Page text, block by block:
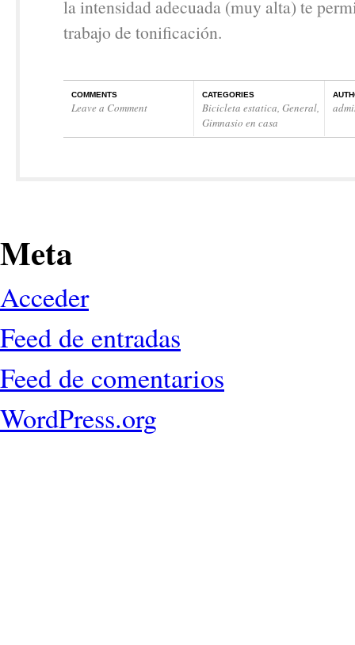
la intensidad adecuada (muy alta) te
trabajo de tonificación.
COMMENTS
Leave a Comment
CATEGORIES
Bicicleta estatica, General,
Gimnasio en casa
Meta
Acceder
Feed de entradas
Feed de comentarios
WordPress.org